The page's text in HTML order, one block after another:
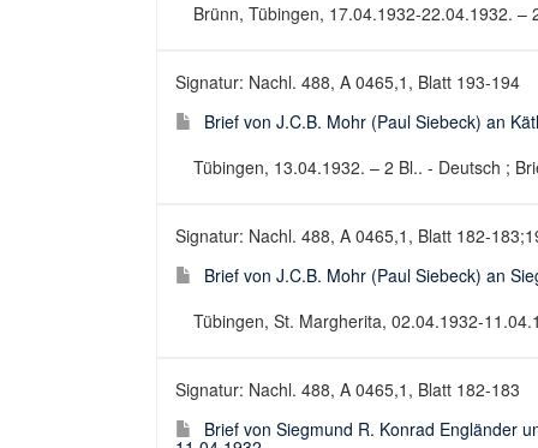
Brünn, Tübingen, 17.04.1932-22.04.1932.
Signatur: Nachl. 488, A 0465,1, Blatt 193-194
Brief von J.C.B. Mohr (Paul Siebeck) an
Tübingen, 13.04.1932. – 2 Bl.. - Deutsch ;
Signatur: Nachl. 488, A 0465,1, Blatt 182-
Brief von J.C.B. Mohr (Paul Siebeck) an
Tübingen, St. Margherita, 02.04.1932-
Signatur: Nachl. 488, A 0465,1, Blatt 182-183
Brief von Siegmund R. Konrad Engländer